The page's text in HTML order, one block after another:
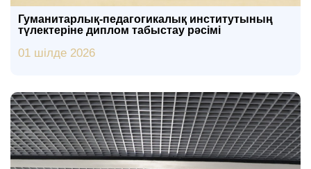
Гуманитарлық-педагогикалық институтының
түлектеріне диплом табыстау рәсімі
01 шілде 2026